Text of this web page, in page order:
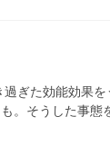
た効能効果
。そうした事